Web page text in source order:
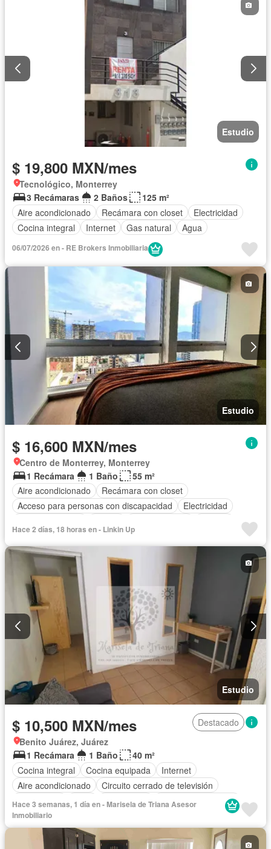
Estudio
$ 19,800 MXN/mes
Tecnológico, Monterrey
3 Recámaras
2 Baños
125 m²
Aire acondicionado
Recámara con closet
Electricidad
Cocina integral
Internet Gas natural Agua
06/07/2026 en - RE Brokers Inmobiliaria
Estudio
$ 16,600 MXN/mes
Centro de Monterrey, Monterrey
1 Recámara
1 Baño
55 m²
Aire acondicionado
Recámara con closet
Acceso para personas con discapacidad
Electricidad
Elevador
Despacho Vista panorámica
Agua
Hace 2 días, 18 horas en - Linkin Up
Estudio
$ 10,500 MXN/mes
Destacado
Benito Juárez, Juárez
1 Recámara
1 Baño
40 m²
Cocina integral
Cocina equipada
Internet
Aire acondicionado
Circuito cerrado de televisión
Electricidad
Agua Calefacción
Televisión por cable
Wifi
Completamente amueblado
Hace 3 semanas, 1 día en - Marisela de Triana Asesor
Inmobiliario